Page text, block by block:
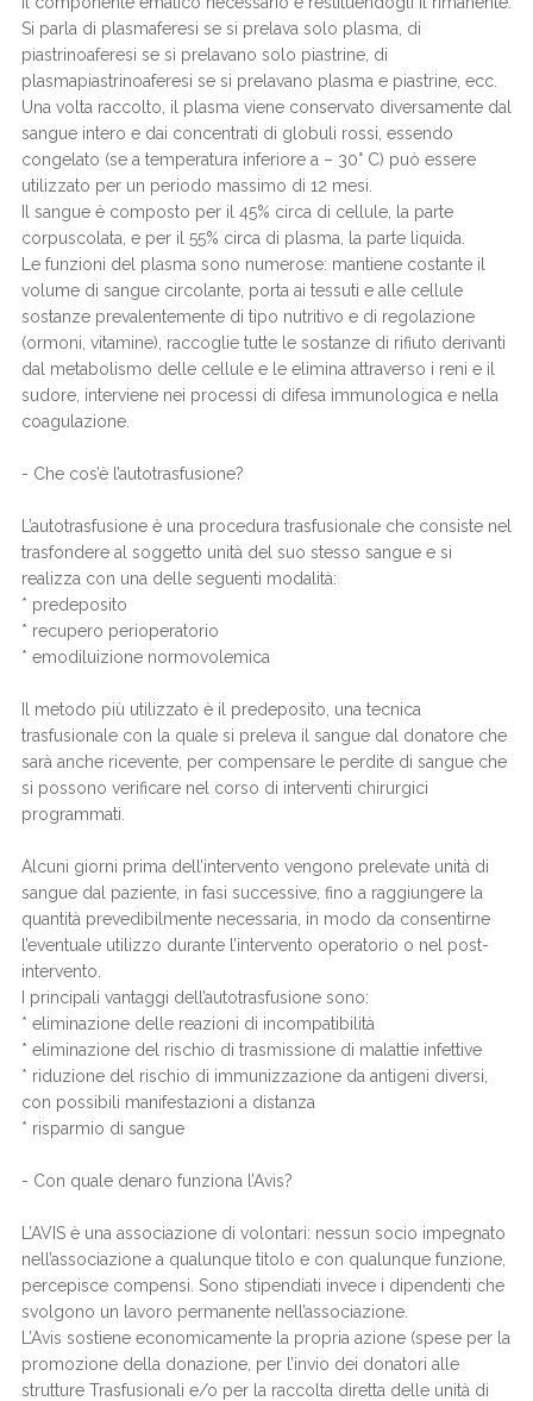
Si parla di plasmaferesi se si prelava solo plasma, di
piastrinoaferesi se si prelavano solo piastrine, di
plasmapiastrinoaferesi se si prelavano plasma e piastrine, ecc.
Una volta raccolto, il plasma viene conservato diversamente dal
sangue intero e dai concentrati di globuli rossi, essendo
congelato (se a temperatura inferiore a – 30° C) può essere
utilizzato per un periodo massimo di 12 mesi.
Il sangue è composto per il 45% circa di cellule, la parte
corpuscolata, e per il 55% circa di plasma, la parte liquida.
Le funzioni del plasma sono numerose: mantiene costante il
volume di sangue circolante, porta ai tessuti e alle cellule
sostanze prevalentemente di tipo nutritivo e di regolazione
(ormoni, vitamine), raccoglie tutte le sostanze di rifiuto derivanti
dal metabolismo delle cellule e le elimina attraverso i reni e il
sudore, interviene nei processi di difesa immunologica e nella
coagulazione.
- Che cos’è l’autotrasfusione?
L’autotrasfusione è una procedura trasfusionale che consiste nel
trasfondere al soggetto unità del suo stesso sangue e si
realizza con una delle seguenti modalità:
* predeposito
* recupero perioperatorio
* emodiluizione normovolemica
Il metodo più utilizzato è il predeposito, una tecnica
trasfusionale con la quale si preleva il sangue dal donatore che
sarà anche ricevente, per compensare le perdite di sangue che
si possono verificare nel corso di interventi chirurgici
programmati.
Alcuni giorni prima dell’intervento vengono prelevate unità di
sangue dal paziente, in fasi successive, fino a raggiungere la
quantità prevedibilmente necessaria, in modo da consentirne
l’eventuale utilizzo durante l’intervento operatorio o nel post-
intervento.
I principali vantaggi dell’autotrasfusione sono:
* eliminazione delle reazioni di incompatibilità
* eliminazione del rischio di trasmissione di malattie infettive
* riduzione del rischio di immunizzazione da antigeni diversi,
con possibili manifestazioni a distanza
* risparmio di sangue
- Con quale denaro funziona l’Avis?
L’AVIS è una associazione di volontari: nessun socio impegnato
nell’associazione a qualunque titolo e con qualunque funzione,
percepisce compensi. Sono stipendiati invece i dipendenti che
svolgono un lavoro permanente nell’associazione.
L’Avis sostiene economicamente la propria azione (spese per la
promozione della donazione, per l’invio dei donatori alle
strutture Trasfusionali e/o per la raccolta diretta delle unità di